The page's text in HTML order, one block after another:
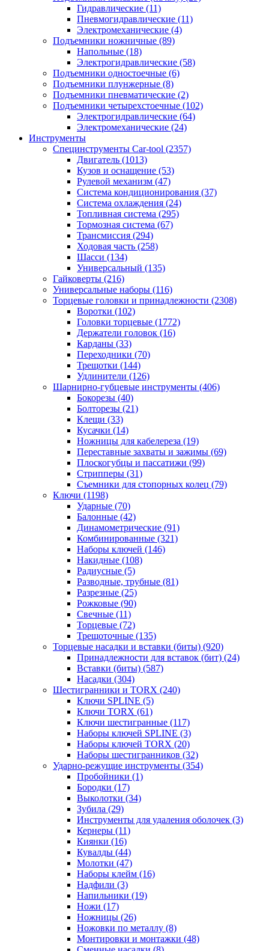
Гидравлические (11)
Пневмогидравлические (11)
Электромеханические (4)
Подъемники ножничные (89)
Напольные (18)
Электрогидравлические (58)
Подъемники одностоечные (6)
Подъемники плунжерные (8)
Подъемники пневматические (2)
Подъемники четырехстоечные (102)
Электрогидравлические (64)
Электромеханические (24)
Инструменты
Специнструменты Car-tool (2357)
Двигатель (1013)
Кузов и оснащение (53)
Рулевой механизм (47)
Система кондиционирования (37)
Система охлаждения (24)
Топливная система (295)
Тормозная система (67)
Трансмиссия (294)
Ходовая часть (258)
Шасси (134)
Универсальный (135)
Гайковерты (216)
Универсальные наборы (116)
Торцевые головки и принадлежности (2308)
Воротки (102)
Головки торцевые (1772)
Держатели головок (16)
Карданы (33)
Переходники (70)
Трещотки (144)
Удлинители (126)
Шарнирно-губцевые инструменты (406)
Бокорезы (40)
Болторезы (21)
Клещи (33)
Кусачки (14)
Ножницы для кабелереза (19)
Переставные захваты и зажимы (69)
Плоскогубцы и пассатижи (99)
Стрипперы (31)
Съемники для стопорных колец (79)
Ключи (1198)
Ударные (70)
Балонные (42)
Динамометрические (91)
Комбинированные (321)
Наборы ключей (146)
Накидные (108)
Радиусные (5)
Разводные, трубные (81)
Разрезные (25)
Рожковые (90)
Свечные (11)
Торцевые (72)
Трещоточные (135)
Торцевые насадки и вставки (биты) (920)
Принадлежности для вставок (бит) (24)
Вставки (биты) (587)
Насадки (304)
Шестигранники и TORX (240)
Ключи SPLINE (5)
Ключи TORX (61)
Ключи шестигранные (117)
Наборы ключей SPLINE (3)
Наборы ключей TORX (20)
Наборы шестигранников (32)
Ударно-режущие инструменты (354)
Пробойники (1)
Бородки (17)
Выколотки (34)
Зубила (29)
Инструменты для удаления оболочек (3)
Кернеры (11)
Киянки (16)
Кувалды (44)
Молотки (47)
Наборы клейм (16)
Надфили (3)
Напильники (19)
Ножи (17)
Ножницы (26)
Ножовки по металлу (8)
Монтировки и монтажки (48)